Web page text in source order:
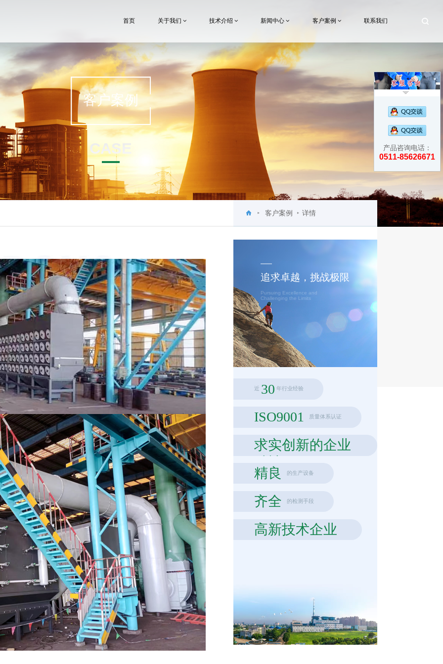
首页 关于我们 技术介绍 新闻中心 客户案例 联系我们
客户案例
CASE
客户案例 详情
追求卓越，挑战极限
Pursuing Excellence and
Challenging the Limits
近 30 年行业经验
ISO9001 质量体系认证
求实创新的企业
精神
精良 的生产设备
齐全 的检测手段
高新技术企业
产品咨询电话：
0511-85626671